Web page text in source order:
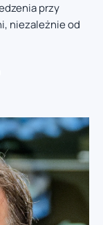
przy
niezależnie od